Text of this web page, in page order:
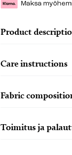
Maksa
Product
Care instructions
Fabric
Toimitus ja